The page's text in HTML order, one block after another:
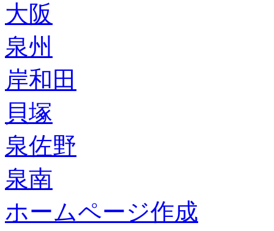
大阪
泉州
岸和田
貝塚
泉佐野
泉南
ホームページ作成